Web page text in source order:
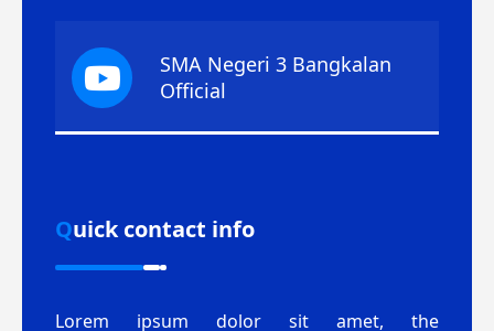
SMA Negeri 3 Bangkalan
Official
Quick contact info
Lorem ipsum dolor sit amet, the